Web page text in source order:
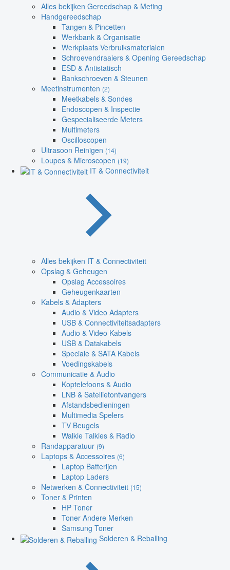
Alles bekijken Gereedschap & Meting
Handgereedschap
Tangen & Pincetten
Werkbank & Organisatie
Werkplaats Verbruiksmaterialen
Schroevendraaiers & Opening Gereedschap
ESD & Antistatisch
Bankschroeven & Steunen
Meetinstrumenten (2)
Meetkabels & Sondes
Endoscopen & Inspectie
Gespecialiseerde Meters
Multimeters
Oscilloscopen
Ultrasoon Reinigen (14)
Loupes & Microscopen (19)
IT & Connectiviteit
Alles bekijken IT & Connectiviteit
Opslag & Geheugen
Opslag Accessoires
Geheugenkaarten
Kabels & Adapters
Audio & Video Adapters
USB & Connectiviteitsadapters
Audio & Video Kabels
USB & Datakabels
Speciale & SATA Kabels
Voedingskabels
Communicatie & Audio
Koptelefoons & Audio
LNB & Satellietontvangers
Afstandsbedieningen
Multimedia Spelers
TV Beugels
Walkie Talkies & Radio
Randapparatuur (9)
Laptops & Accessoires (6)
Laptop Batterijen
Laptop Laders
Netwerken & Connectiviteit (15)
Toner & Printen
HP Toner
Toner Andere Merken
Samsung Toner
Solderen & Reballing